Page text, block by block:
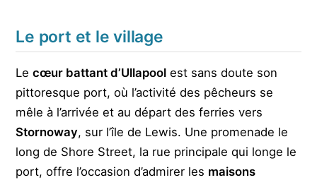
Le port et le village
Lecœur battant d’Ullapool est sans doute son
pittoresque port, où l’activité des pêcheurs se
mêle à l’arrivée et au départ des ferries vers
Stornoway, sur l’île de Lewis. Une promenade le
long de Shore Street, la rue principale qui longe le
port, offre l’occasion d’admirer les maisons